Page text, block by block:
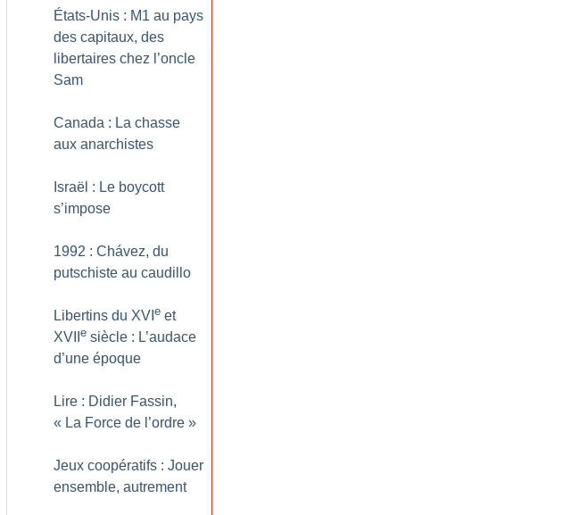
États-Unis : M1 au pays
des capitaux, des
libertaires chez l’oncle
Sam
Canada : La chasse
aux anarchistes
Israël : Le boycott
s’impose
1992 : Chávez, du
putschiste au caudillo
Libertins du XVI e et
XVII e siècle : L’audace
d’une époque
Lire : Didier Fassin,
« La Force de l’ordre »
Jeux coopératifs : Jouer
ensemble, autrement